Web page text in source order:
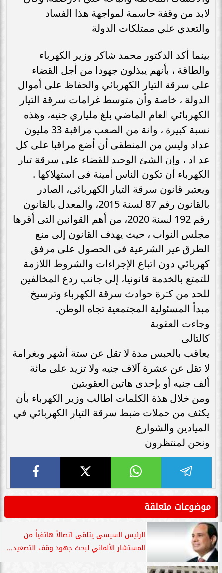
لابد من وقفة حاسمة لمواجهة هذا الفساد
والتعدي علي ممتلكات الدولة
بينما أكد الدكتور محمد شاكر وزير الكهرباء
والطاقة ، بأنهم يبذلون جهودا من أجل القضاء
على سرقة التيار الكهربائي والحفاظ على أموال
الدولة ، خاصة وأن متوسط غرامات سرقة التيار
الكهربائي العام الماضي بلغ ملياري جنيه، وهذه
نسبة كبيرة ، وانة من الصعب مراقبة 33 مليون
عداد وليس من المنطقى أن أضع مراقبا على كل
عد اد ، وإن الشئ الوحيد للقضاء على سرقة تيار
الكهرباء أن تكون الناس أمينة فى استهلاكها .
ويعتبر قانون سرقة التيار الكهربائى، الصادر
بالقانون رقم 87 لسنة 2015، والمعدل بالقانون
رقم 192 لسنة 2020، من أهم القوانين التى أقرها
مجلس النواب ، حيث يهدف القانون إلى منع
الطرق غير الشرعية فى الحصول على مرفق
كهربائي دون اتباع الإجراءات والشروط اللازمة
للتمتع بالخدمة قانونيا، إلى جانب ردع المخالفين
للحد من كثرة حوادث سرقة الكهرباء وترسيخ
مبدأ المسئولية المجتمعية تجاه الوطن.
وجاءت العقوبة
كالتالى
يعاقب بالحبس مدة لا تقل عن ستة أشهر وبغرامة
لا تقل عن عشرة آلاف جنيه ولا تزيد على مائة
ألف جنيه أو بإحدى هاتين العقوبتين
ومن خلال هذة الكلمات اطالب وزير الكهرباء بأن
يكثف من حملات ضبط سرقة التيار الكهربائي في
الميادين والشوارع
ونحن لمنتظرون
موضوعات متعلقة
الرئيس السيسى يتلقى اتصالاً هاتفياً من
المستشار الألماني لبحث جهود وقف التصعيد...